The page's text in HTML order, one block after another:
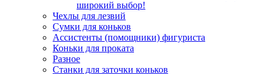
широкий выбор!
Чехлы для лезвий
Сумки для коньков
Ассистенты (помощники) фигуриста
Коньки для проката
Разное
Станки для заточки коньков